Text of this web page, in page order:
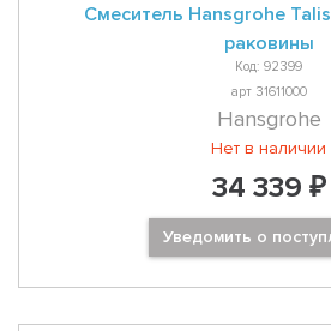
Смеситель Hansgrohe
раковины
Код: 92399
арт 31611000
Hansgrohe
Нет в наличии
34 339 ₽
Уведомить о